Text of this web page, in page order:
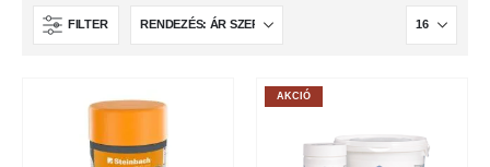
FILTER
AKCIÓ